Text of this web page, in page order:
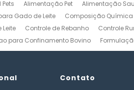
Alimentação Pet Alimentação
Gado de Leite
Composição Química
Controle de Rebanho Controle
para Confinamento Bovino
de Postura para Galinhas
Formulação
para Frango de Corte
Formulação de
Contato